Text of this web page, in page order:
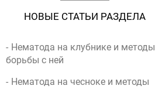
НОВЫЕ СТАТЬИ РАЗДЕЛА
Нематода на клубнике и методы
борьбы с ней
Нематода на чесноке и методы